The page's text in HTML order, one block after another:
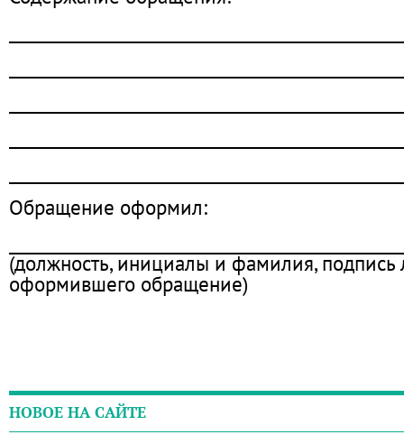
Обращение оформил:
(должность, инициалы и фамилия, подпись
оформившего обращение)
НОВОЕ НА САЙТЕ